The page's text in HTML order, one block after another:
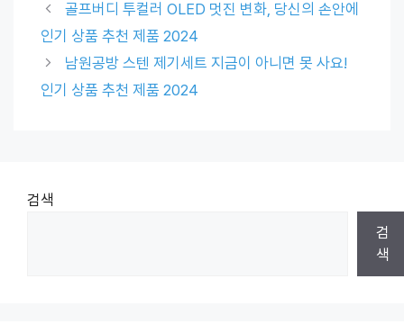
골프버디 투컬러 OLED 멋진 변화, 당신의 손안에
인기 상품 추천 제품 2024
남원공방 스텐 제기세트 지금이 아니면 못 사요!
인기 상품 추천 제품 2024
검색
검
색